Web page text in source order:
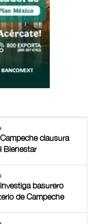
clausura
Bienestar
basurero
de Campeche